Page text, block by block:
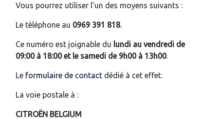
Vous pourrez utiliser l’un des moyens suivants :
Le téléphone au 0969 391 818.
Ce numéro est joignable du lundi au vendredi de
09:00 à 18:00 et le samedi de 9h00 à 13h00.
Le formulaire de contact dédié à cet effet.
La voie postale à :
CITROËN BELGIUM